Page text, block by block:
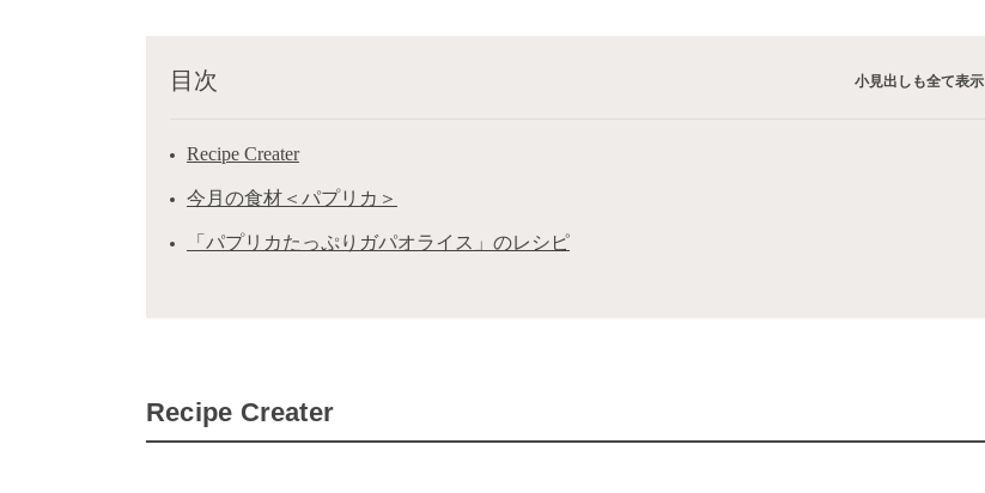
目次 小見出しも全て表示
Recipe Creater
今月の食材＜パプリカ＞
「パプリカたっぷりガパオライス」のレシピ
Recipe Creater